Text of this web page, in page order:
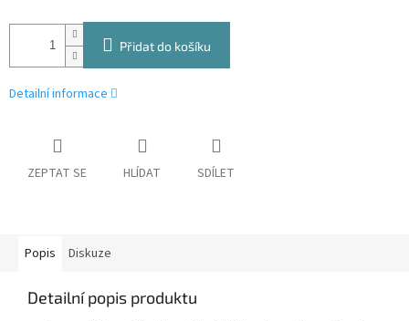
Přidat do košíku
Detailní informace
ZEPTAT SE HLÍDAT SDÍLET
Popis Diskuze
Detailní popis produktu